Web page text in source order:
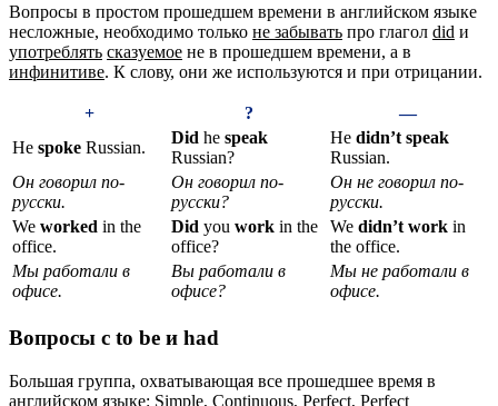
Вопросы в простом прошедшем времени в английском языке
несложные, необходимо только не забывать про глагол did и
употреблять сказуемое не в прошедшем времени, а в
инфинитиве. К слову, они же используются и при отрицании.
+ ?
—
He spoke Russian.
Did he speak
Russian?
He didn’t speak
Russian.
Он говорил по-
русски.
Он говорил по-
русски?
Он не говорил по-
русски.
We worked in the
office.
Did you work in the
office?
We didn’t work in
the office.
Мы работали в
офисе.
Вы работали в
офисе?
Мы не работали в
офисе.
Вопросы с to be и had
Большая группа, охватывающая все прошедшее время в
английском языке: Simple, Continuous, Perfect, Perfect